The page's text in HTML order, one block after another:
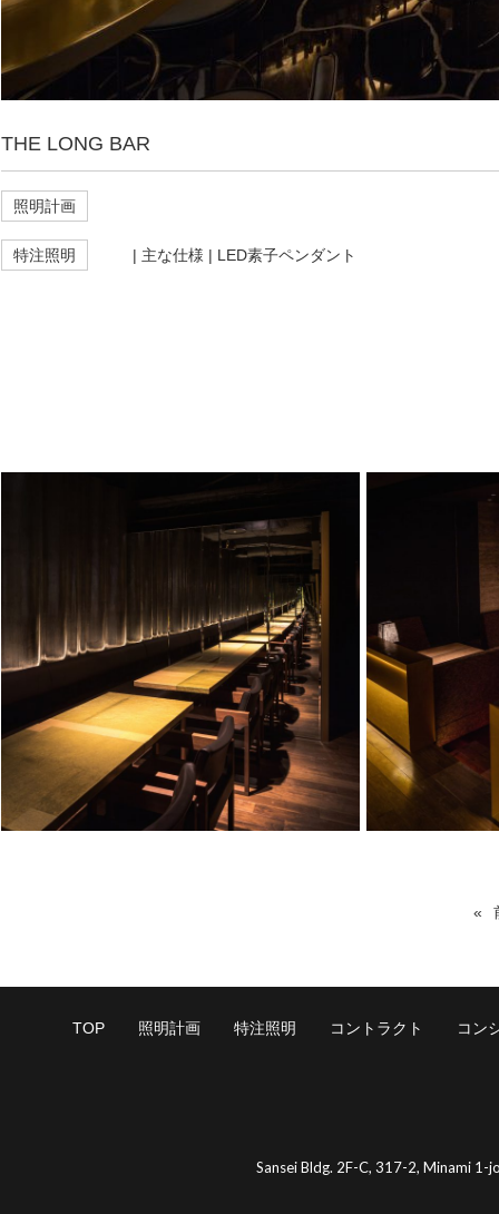
THE LONG BAR
照明計画
特注照明 | 主な仕様 | LED素子ペンダント
TOP 照明計画 特注照明 コントラクト コン
Sansei Bldg. 2F-C, 317-2, Minami